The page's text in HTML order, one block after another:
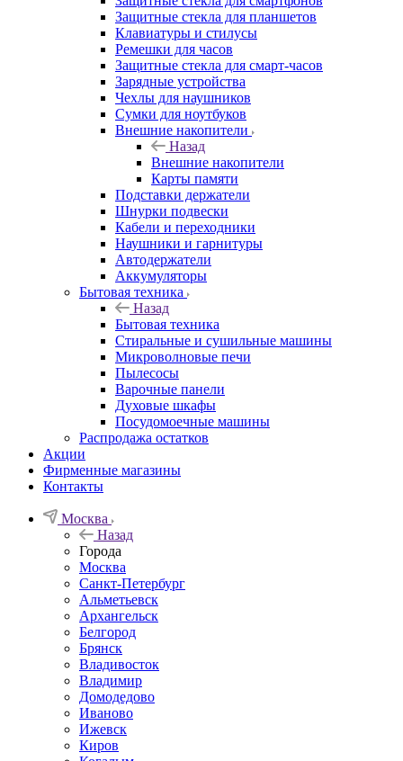
Защитные стекла для планшетов
Клавиатуры и стилусы
Ремешки для часов
Защитные стекла для смарт-часов
Зарядные устройства
Чехлы для наушников
Сумки для ноутбуков
Внешние накопители
Назад
Внешние накопители
Карты памяти
Подставки держатели
Шнурки подвески
Кабели и переходники
Наушники и гарнитуры
Автодержатели
Аккумуляторы
Бытовая техника
Назад
Бытовая техника
Стиральные и сушильные машины
Микроволновые печи
Пылесосы
Варочные панели
Духовые шкафы
Посудомоечные машины
Распродажа остатков
Акции
Фирменные магазины
Контакты
Москва
Назад
Города
Москва
Санкт-Петербург
Альметьевск
Архангельск
Белгород
Брянск
Владивосток
Владимир
Домодедово
Иваново
Ижевск
Киров